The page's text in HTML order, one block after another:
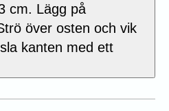
cm. Lägg på
över osten och vik
kanten med ett